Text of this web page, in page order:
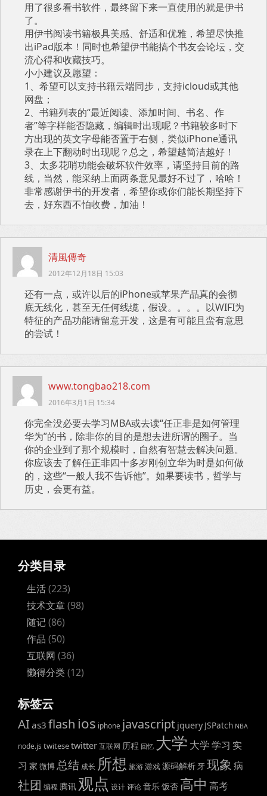
用了很多看书软件，最终留下来一直使用的就是伊书
了。
用伊书阅读书籍极具美感、舒适和优雅，希望尽快推
出iPad版本！同时也希望伊书能搞个书友会论坛，交
流心得和收藏技巧。
小小建议及愿望：
1、希望可以支持书籍云端同步，支持icloud或其他
网盘；
2、书籍列表的“最近阅读、添加时间、书名、作
者”等字样能否隐藏，编辑时出现呢？书籍较多时下
方出现的英文字母能否置于右侧，类似iPhone通讯
录在上下翻动时出现呢？总之，希望越简洁越好！
3、太多花哨功能会破坏软件效率，请坚持目前的路
线，当然，能采纳上面两条意见最好不过了，哈哈！
非常感谢伊书的开发者，希望你或你们能长期坚持下
去，好东西不怕收费，加油！
清風傳奇
2012年12月18日 15:03
还有一点，或许以后的iPhone或苹果产品真的会彻
底无线化，甚至无任何线缆，假设。。。。以WIFI为
特征的产品功能请留意开发，这是有可能且蛮有意思
的尝试！
www.tongbao218.com
2016年3月1日 15:34
你完全没必要去学习MBA或去读“任正非是如何管理
华为”的书，除非你的目的是想去进所谓的圈子。当
你的企业到了那个规模时，自然有智慧去解决问题。
你应该去了解任正非四十多岁刚创立华为时是如何做
的，这些“一般人我不告诉他”。如果要读书，哲学与
历史，会更有益。
分类目录
生活(223)
技术文章(98)
随记(86)
作品 (50)
互联网 (36)
懒得分类(12)
标签云
AIas3 flash ios iphone javascript jquery JSPatch NBA
node.js twitesetwitter互联网 历程 回忆 大学 大学学习 实
习 家 微博总结 成长 所想 旅游游戏源码解析 牙现象病
社团 编程 腾讯 观点 设计评论音乐饭否 高中 高考